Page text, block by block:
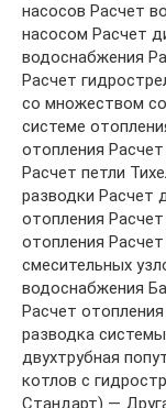
насосов Расчет
насосом Расчет
водоснабжения
Расчет
со множеством
системе
отопления
Расчет петли
разводки Расчет
отопления
отопления
смесительных
водоснабжения
Расчет
разводка
двухтрубная
котлов с
Стандарт) —